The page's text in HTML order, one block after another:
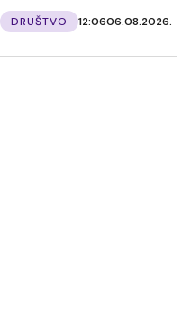
DRUŠTVO 12:0606.08.2026.